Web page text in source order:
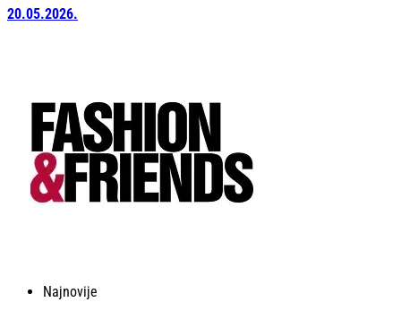
20.05.2026.
Najnovije